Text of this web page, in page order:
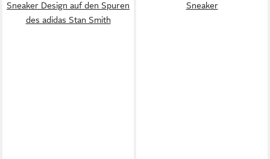
Sneaker Design auf den Spuren
des adidas Stan Smith
Sneaker